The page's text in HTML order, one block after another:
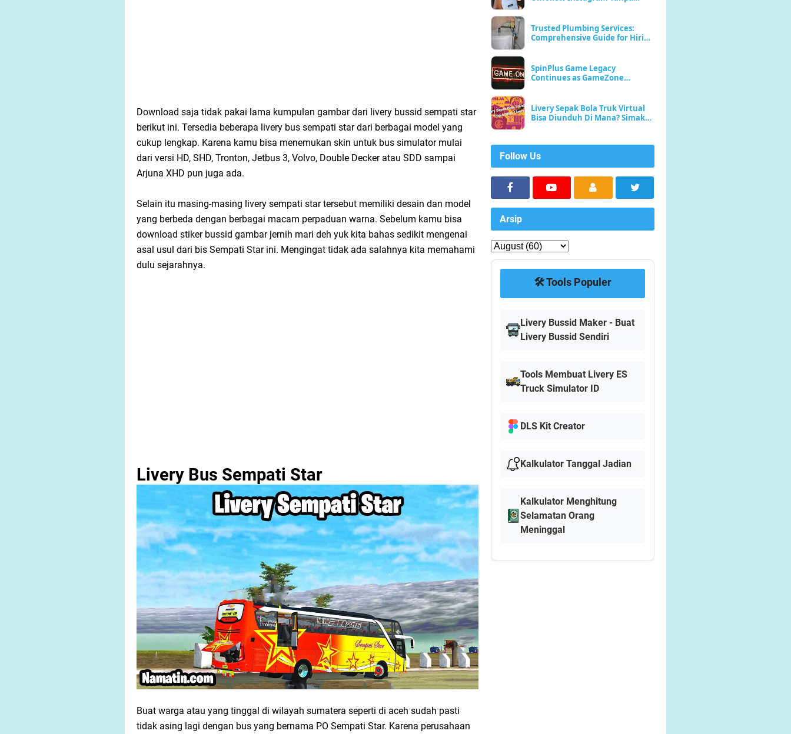
Download saja tidak pakai lama kumpulan gambar dari livery bussid sempati star
berikut ini. Tersedia beberapa livery bus sempati star dari berbagai model yang
cukup lengkap. Karena kamu bisa menemukan skin untuk bus simulator mulai
dari versi HD, SHD, Tronton, Jetbus 3, Volvo, Double Decker atau SDD sampai
Arjuna XHD pun juga ada.
Selain itu masing-masing livery sempati star tersebut memiliki desain dan model
yang berbeda dengan berbagai macam perpaduan warna. Sebelum kamu bisa
download stiker bussid gambar jernih mari deh yuk kita bahas sedikit mengenai
asal usul dari bis Sempati Star ini. Mengingat tidak ada salahnya kita memahami
dulu sejarahnya.
Livery Bus Sempati Star
Buat warga atau yang tinggal di wilayah sumatera seperti di aceh sudah pasti
tidak asing lagi dengan bus yang bernama PO Sempati Star. Karena perusahaan
Trusted Plumbing Services:
Comprehensive Guide for Hiring
SpinPlus Game Legacy
Continues as GameZone
Livery Sepak Bola Truk Virtual
Bisa Diunduh Di Mana? Simak
Follow Us
Arsip
🛠️ Tools Populer
Livery Bussid Maker - Buat
Livery Bussid Sendiri
Tools Membuat Livery ES
Truck Simulator ID
DLS Kit Creator
Kalkulator Tanggal Jadian
Kalkulator Menghitung
Selamatan Orang
Meninggal